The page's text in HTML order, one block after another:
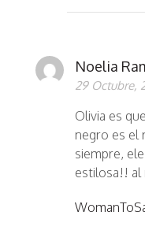
Noelia
29 Octubre,
Olivia es
negro es el
siempre,
estilosa!! al